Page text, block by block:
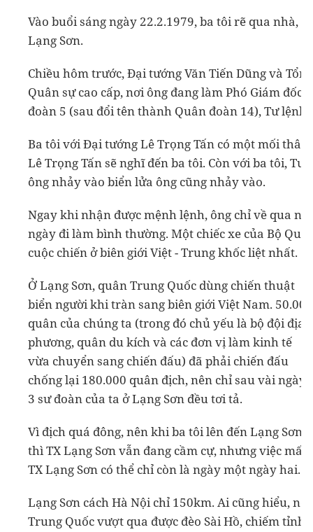
Vào buổi sáng ngày 22.2.1979, ba tôi rẽ qua nhà,
Lạng Sơn.
Chiều hôm trước, Đại tướng Văn Tiến Dũng và
Quân sự cao cấp, nơi ông đang làm Phó Giám
đoàn 5 (sau đổi tên thành Quân đoàn 14), Tư lệnh
Ba tôi với Đại tướng Lê Trọng Tấn có một mối
Lê Trọng Tấn sẽ nghĩ đến ba tôi. Còn với ba tôi,
ông nhảy vào biển lửa ông cũng nhảy vào.
Ngay khi nhận được mệnh lệnh, ông chỉ về qua
ngày đi làm bình thường. Một chiếc xe của Bộ
cuộc chiến ở biên giới Việt - Trung khốc liệt nhất.
Ở Lạng Sơn, quân Trung Quốc dùng chiến thuật
biển người khi tràn sang biên giới Việt Nam. 50.000
quân của chúng ta (trong đó chủ yếu là bộ đội địa
phương, quân du kích và các đơn vị làm kinh tế
vừa chuyển sang chiến đấu) đã phải chiến đấu
chống lại 180.000 quân địch, nên chỉ sau vài ngày,
3 sư đoàn của ta ở Lạng Sơn đều tơi tả.
Vì địch quá đông, nên khi ba tôi lên đến Lạng Sơn
thì TX Lạng Sơn vẫn đang cầm cự, nhưng việc mất
TX Lạng Sơn có thể chỉ còn là ngày một ngày hai.
Lạng Sơn cách Hà Nội chỉ 150km. Ai cũng hiểu,
Trung Quốc vượt qua được đèo Sài Hồ, chiếm tỉnh